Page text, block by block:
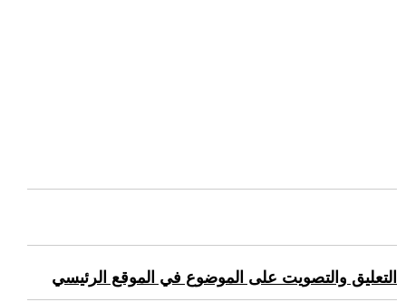
التعليق والتصويت على الموضوع في الموقع الرئيسي